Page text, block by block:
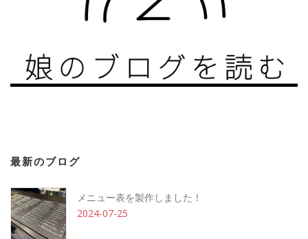
最新のブログ
メニュー表を製作しました！
2024-07-25